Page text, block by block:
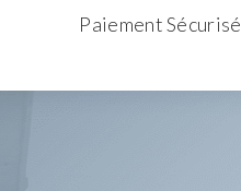
Paiement Sécurisé